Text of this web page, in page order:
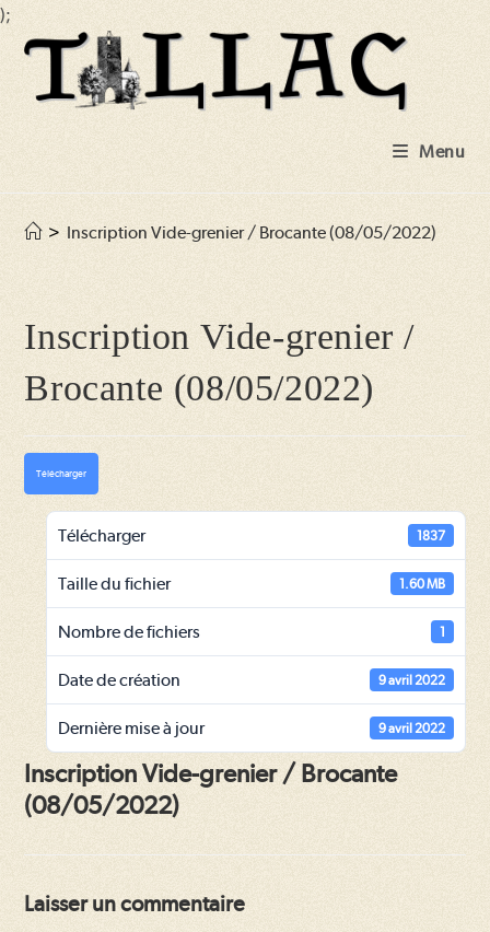
);
Skip
content
Menu
> Inscription Vide-grenier / Brocante (08/05/2022)
Inscription Vide-grenier /
Brocante (08/05/2022)
Télécharger
Télécharger 1837
Taille du fichier 1.60 MB
Nombre de fichiers 1
Date de création 9 avril 2022
Dernière mise à jour 9 avril 2022
Inscription Vide-grenier / Brocante
(08/05/2022)
Laisser un commentaire